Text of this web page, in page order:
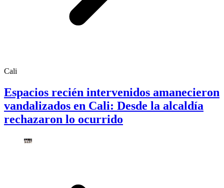
Cali
Espacios recién intervenidos amanecieron
vandalizados en Cali: Desde la alcaldía
rechazaron lo ocurrido